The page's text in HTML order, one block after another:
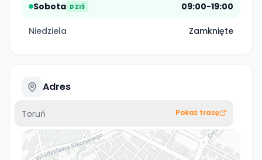
Sobota DZIŚ 09:00-19:00
Niedziela Zamknięte
Adres
Toruń Pokaż trasę